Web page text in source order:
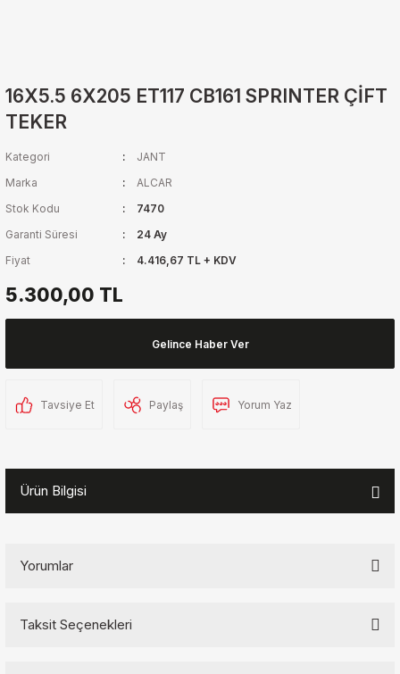
16X5.5 6X205 ET117 CB161 SPRINTER ÇİFT
TEKER
Kategori
JANT
Marka
ALCAR
Stok Kodu
7470
Garanti Süresi
24 Ay
Fiyat
4.416,67 TL + KDV
5.300,00 TL
Gelince Haber Ver
Tavsiye Et Paylaş Yorum Yaz
Ürün Bilgisi
Yorumlar
Taksit Seçenekleri